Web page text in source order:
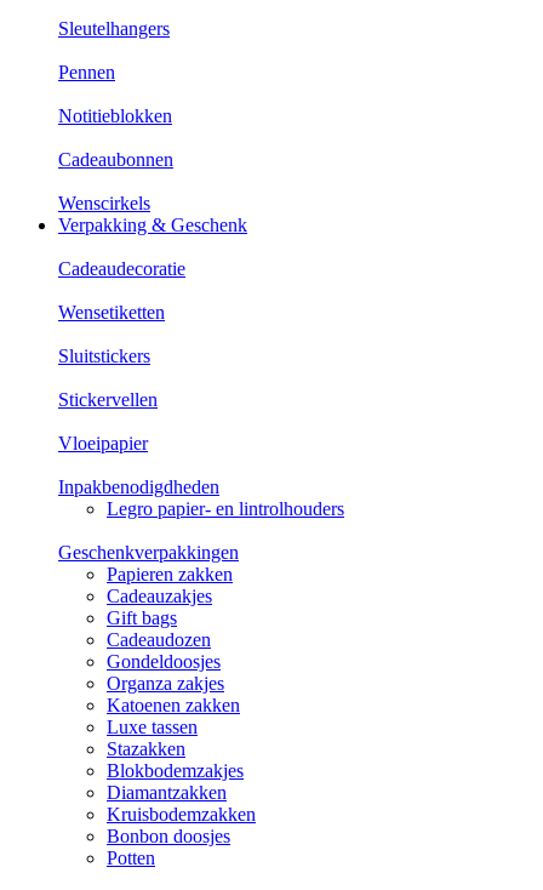
Sleutelhangers
Pennen
Notitieblokken
Cadeaubonnen
Wenscirkels
Verpakking & Geschenk
Cadeaudecoratie
Wensetiketten
Sluitstickers
Stickervellen
Vloeipapier
Inpakbenodigdheden
Legro papier- en lintrolhouders
Geschenkverpakkingen
Papieren zakken
Cadeauzakjes
Gift bags
Cadeaudozen
Gondeldoosjes
Organza zakjes
Katoenen zakken
Luxe tassen
Stazakken
Blokbodemzakjes
Diamantzakken
Kruisbodemzakken
Bonbon doosjes
Potten